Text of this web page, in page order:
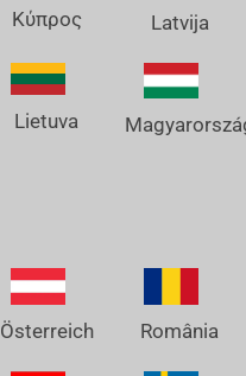
Κύπρος Latvija
Lietuva
Österreich România